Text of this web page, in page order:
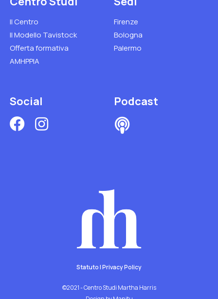
Il Centro
Il Modello Tavistock
Offerta formativa
AMHPPIA
Firenze
Bologna
Palermo
Social Podcast
Statuto|Privacy Policy
©2021 - Centro Studi Martha Harris